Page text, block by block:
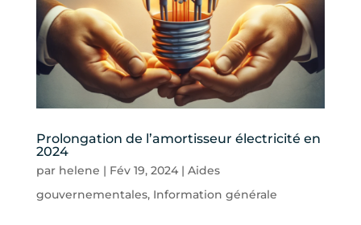
Prolongation de l’amortisseur électricité en
2024
par helene | Fév 19, 2024| Aides
gouvernementales, Information générale